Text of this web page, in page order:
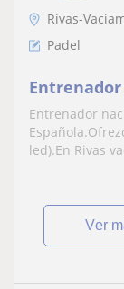
Rivas-
Padel
Entrenador
led).En Rivas
ver